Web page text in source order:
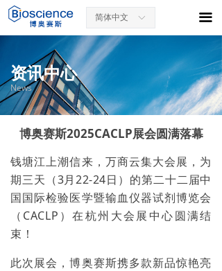
끀
ꀅ
简体中文
博奥赛斯2025CACLP展会圆满落幕
钱塘江上潮信来，万商云集大会展，为
期三天（3月22-24日）的第二十二届中
国国际检验医学暨输血仪器试剂博览会
（CACLP）在杭州大会展中心圆满结
束！
此次展会，博奥赛斯携多款新品惊艳亮
资讯中心
News